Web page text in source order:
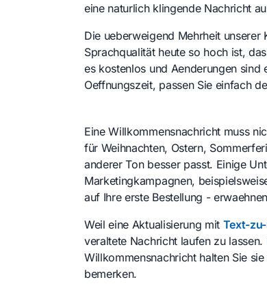
eine naturlich klingende Nachricht
Die ueberweigend Mehrheit unserer
Sprachqualität heute so hoch ist,
es kostenlos und Aenderungen sind
Oeffnungszeit, passen Sie einfach
Eine Willkommensnachricht muss
für Weihnachten, Ostern,
anderer Ton besser passt. Einige
Marketingkampagnen,
auf Ihre erste Bestellung -
Weil eine Aktualisierung mit Text-
veraltete Nachricht laufen zu
Willkommensnachricht halten Sie
bemerken.